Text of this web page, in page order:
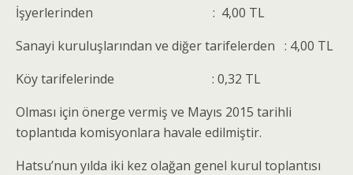
İşyerlerinden : 4,00 TL
Sanayi kuruluşlarından ve diğer tarifelerden : 4,00 TL
Köy tarifelerinde : 0,32 TL
Olması için önerge vermiş ve Mayıs 2015 tarihli
toplantıda komisyonlara havale edilmiştir.
Hatsu’nun yılda iki kez olağan genel kurul toplantısı